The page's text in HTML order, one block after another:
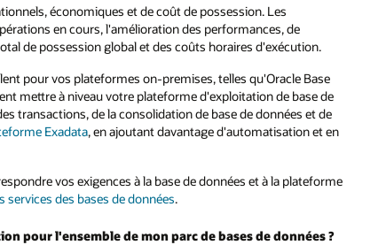
économiques et de coût de possession. Les
en cours, l'amélioration des performances, de
de possession global et des coûts horaires d'exécution.
pour vos plateformes on-premises, telles qu'Oracle Base
mettre à niveau votre plateforme d'exploitation de base de
transactions, de la consolidation de base de données et de
Exadata, en ajoutant davantage d'automatisation et en
vos exigences à la base de données et à la plateforme
services des bases de données.
pour l'ensemble de mon parc de bases de données ?